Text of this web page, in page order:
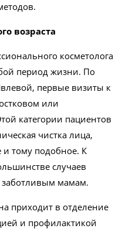
возраста
косметолога
период жизни. По
первые визиты к
или
категории пациентов
чистка лица,
и тому подобное. К
случаев
заботливым мамам.
приходит в отделение
и профилактикой